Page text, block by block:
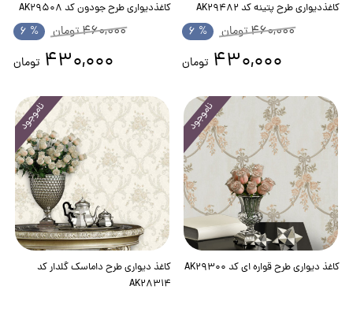
کاغذدیواری طرح پتینه کد AK29482
460,000تومان % 6
430,000 تومان
کاغذدیواری طرح جودون کد AK29508
460,000تومان % 6
430,000 تومان
ناموجود
کاغذ دیواری طرح قواره ای کد AK29300
ناموجود
کاغذ دیواری طرح داماسک گلدار کد
AK28314